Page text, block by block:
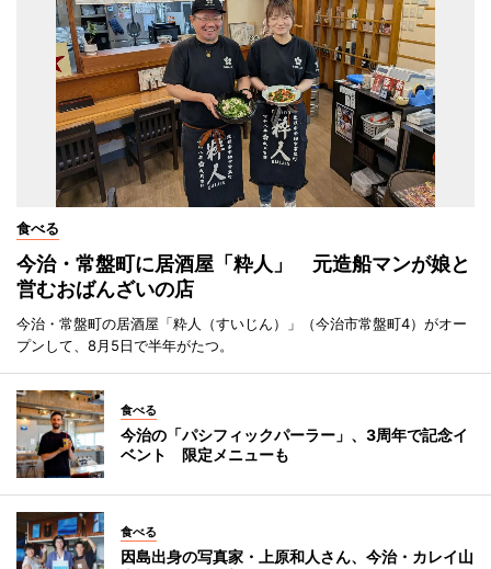
食べる
今治・常盤町に居酒屋「粋人」 元造船マンが娘と
営むおばんざいの店
今治・常盤町の居酒屋「粋人（すいじん）」（今治市常盤町4）がオー
プンして、8月5日で半年がたつ。
食べる
今治の「パシフィックパーラー」、3周年で記念イ
ベント 限定メニューも
食べる
因島出身の写真家・上原和人さん、今治・カレイ山